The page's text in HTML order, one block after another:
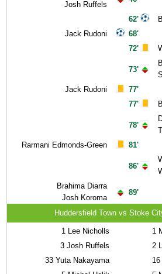
Josh Ruffels
Jack Rudoni
Jack Rudoni
Rarmani Edmonds-Green
Brahima Diarra
Josh Koroma
62'
68'
72'
73'
77'
77'
78'
81'
86'
89'
Huddersfield Town vs Stoke
1 Lee Nicholls
3 Josh Ruffels
33 Yuta Nakayama
1
2
16